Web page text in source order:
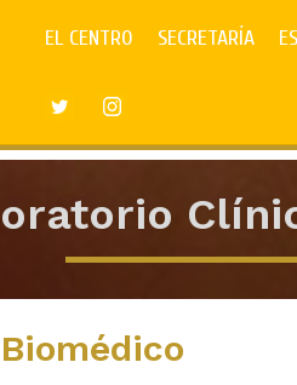
EL CENTRO SECRETARÍA